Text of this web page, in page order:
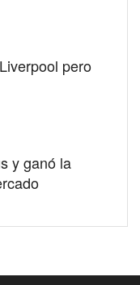
pero
y ganó la